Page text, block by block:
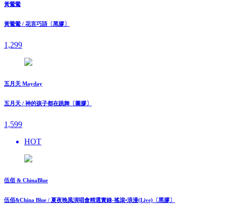
黃鶯鶯
黃鶯鶯 / 花言巧語〔黑膠〕
1,299
五月天 Mayday
五月天 / 神的孩子都在跳舞〔圖膠〕
1,599
HOT
伍佰 & ChinaBlue
伍佰&China Blue / 夏夜晚風演唱會精選實錄-搖滾•浪漫(Live)〔黑膠〕